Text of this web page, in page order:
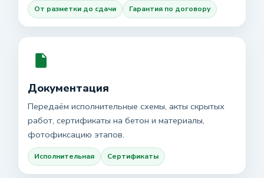
От разметки до сдачи Гарантия по договору
Документация
Передаём исполнительные схемы, акты скрытых
работ, сертификаты на бетон и материалы,
фотофиксацию этапов.
Исполнительная Сертификаты